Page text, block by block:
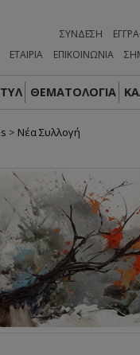
ΣΎΝΔΕΣΗ
ΕΤΑΙΡΙΑ
ΕΠΙΚΟΙΝΩΝΙΑ
ΘΕΜΑΤΟΛΟΓΙΑ
> Nέα Συλλογή